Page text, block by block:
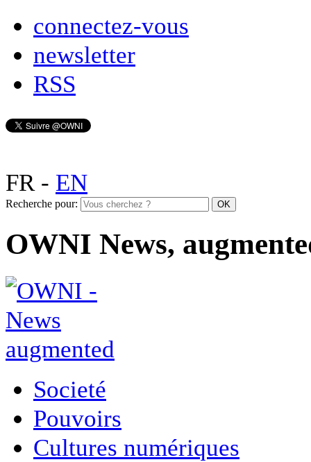
connectez-vous
newsletter
RSS
FR- EN
Recherche pour:
OWNI News,
Societé
Pouvoirs
Cultures numériques